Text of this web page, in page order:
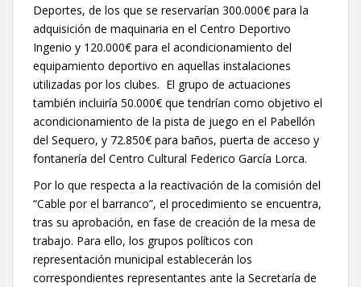
Deportes, de los que se reservarían 300.000€ para la
adquisición de maquinaria en el Centro Deportivo
Ingenio y 120.000€ para el acondicionamiento del
equipamiento deportivo en aquellas instalaciones
utilizadas por los clubes. El grupo de actuaciones
también incluiría 50.000€ que tendrían como objetivo el
acondicionamiento de la pista de juego en el Pabellón
del Sequero, y 72.850€ para baños, puerta de acceso y
fontanería del Centro Cultural Federico García Lorca.
Por lo que respecta a la reactivación de la comisión del
“Cable por el barranco”, el procedimiento se encuentra,
tras su aprobación, en fase de creación de la mesa de
trabajo. Para ello, los grupos políticos con
representación municipal establecerán los
correspondientes representantes ante la Secretaría de